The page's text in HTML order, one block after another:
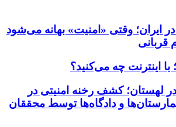
ایران؛ وقتی «امنیت» بهانه می‌شود
قربانی
با اینترنت چه می‌کنید؟
لهستان؛ کشف رخنه امنیتی در
و دادگاه‌ها توسط محققان